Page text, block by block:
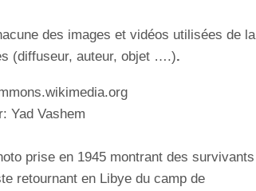
des images et vidéos utilisées de la
(diffuseur, auteur, objet ….).
Yad Vashem
prise en 1945 montrant des survivants
retournant en Libye du camp de